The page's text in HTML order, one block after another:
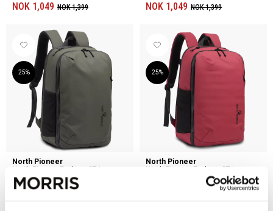
NOK 1,049 NOK 1,399 NOK 1,049 NOK 1,399
25%
North Pioneer Explorer 27 L
North Pioneer
NOK 1,049 NOK 1,399
25%
North Pioneer Explorer 27 L
North Pioneer
NOK 1,049 NOK 1,399